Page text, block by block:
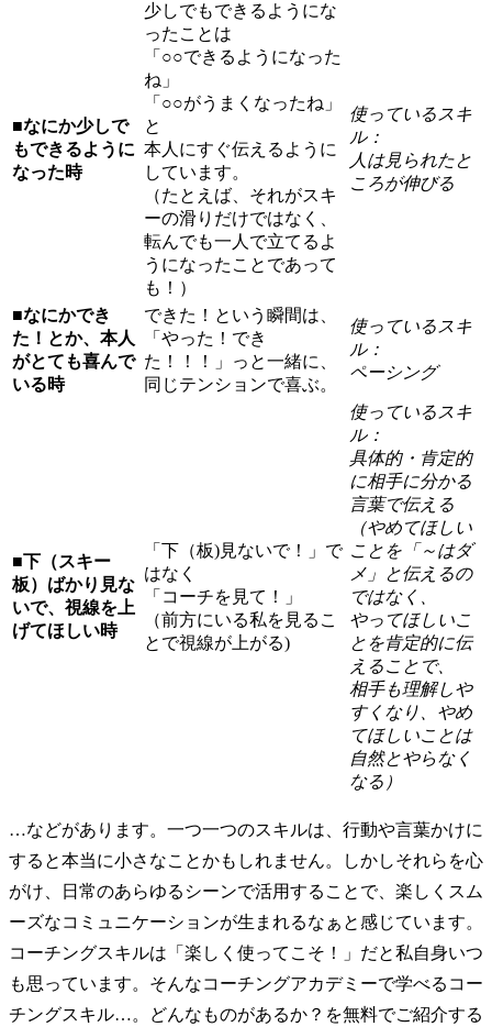
■なにか少しで
もできるように
なった時
少しでもできるようにな
ったことは
「○○できるようになった
ね」
「○○がうまくなったね」
と
本人にすぐ伝えるように
しています。
（たとえば、それがスキ
ーの滑りだけではなく、
転んでも一人で立てるよ
うになったことであって
も！）
使っているスキ
ル：
人は見られたと
ころが伸びる
■なにかでき
た！とか、本人
がとても喜んで
いる時
できた！という瞬間は、
「やった！でき
た！！！」っと一緒に、
同じテンションで喜ぶ。
使っているスキ
ル：
ペーシング
■下（スキー
板）ばかり見な
いで、視線を上
げてほしい時
「下（板)見ないで！」で
はなく
「コーチを見て！」
（前方にいる私を見るこ
とで視線が上がる)
使っているスキ
ル：
具体的・肯定的
に相手に分かる
言葉で伝える
（やめてほしい
ことを「～はダ
メ」と伝えるの
ではなく、
やってほしいこ
とを肯定的に伝
えることで、
相手も理解しや
すくなり、やめ
てほしいことは
自然とやらなく
なる）
…などがあります。一つ一つのスキルは、行動や言葉かけに
すると本当に小さなことかもしれません。しかしそれらを心
がけ、日常のあらゆるシーンで活用することで、楽しくスム
ーズなコミュニケーションが生まれるなぁと感じています。
コーチングスキルは「楽しく使ってこそ！」だと私自身いつ
も思っています。そんなコーチングアカデミーで学べるコー
チングスキル…。どんなものがあるか？を無料でご紹介する